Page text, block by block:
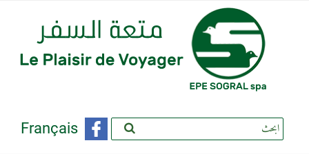
Français